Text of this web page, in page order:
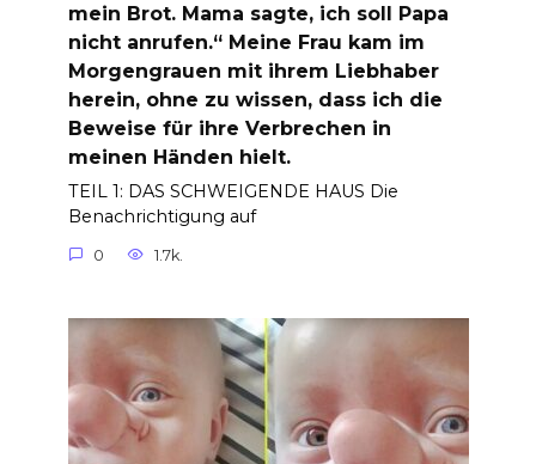
mein Brot. Mama sagte, ich soll Papa
nicht anrufen.“ Meine Frau kam im
Morgengrauen mit ihrem Liebhaber
herein, ohne zu wissen, dass ich die
Beweise für ihre Verbrechen in
meinen Händen hielt.
TEIL 1: DAS SCHWEIGENDE HAUS Die
Benachrichtigung auf
0 1.7k.